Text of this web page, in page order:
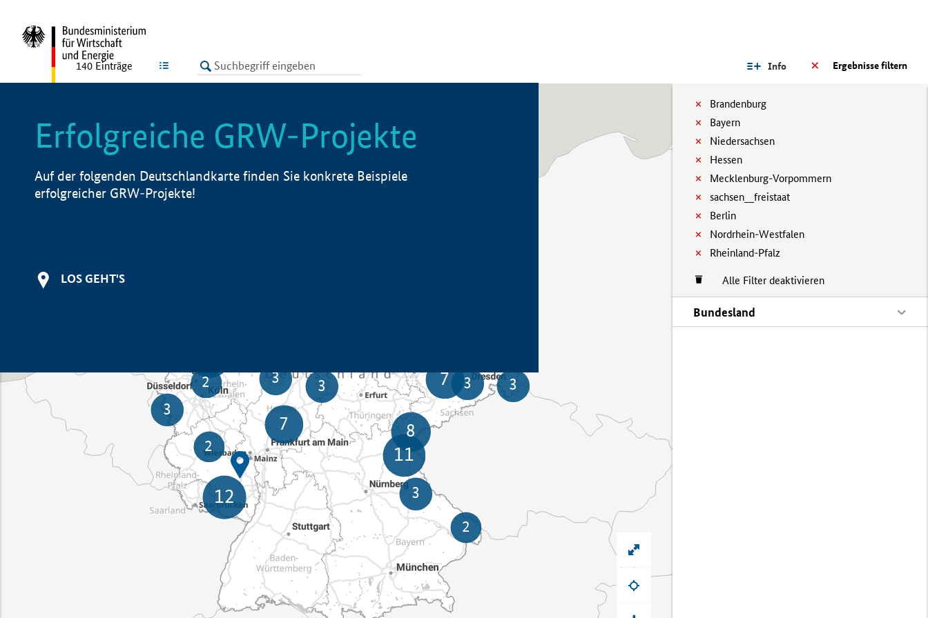
LISTE Ergebnisse filtern
Info
Brandenburg
Bayern
Niedersachsen
Hessen
Mecklenburg-Vorpommern
sachsen__freistaat
Berlin
Nordrhein-Westfalen
Rheinland-Pfalz
Alle Filter deaktivieren
Bundesland
140 Einträge
Erfolgreiche GRW-Projekte
Auf der folgenden Deutschlandkarte finden Sie konkrete Beispiele
erfolgreicher GRW-Projekte!
LOS GEHT'S